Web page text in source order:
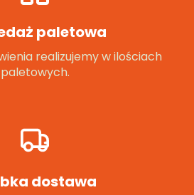
paletowa
realizujemy w ilościach
paletowych.
dostawa